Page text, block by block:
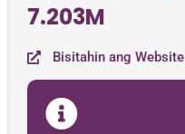
7.203M
Bisitahin ang Website